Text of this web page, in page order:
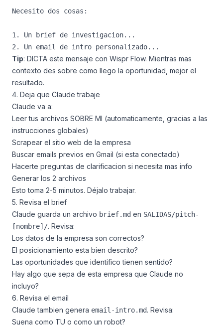
Necesito dos cosas:
1. Un brief de investigacion...
Tip: DICTA este mensaje con Wispr Flow. Mientras mas
contexto des sobre como llego la oportunidad, mejor el
resultado.
4. Deja que Claude trabaje
Claude va a:
Leer tus archivos SOBRE MI (automaticamente, gracias a las
instrucciones globales)
Scrapear el sitio web de la empresa
Buscar emails previos en Gmail (si esta conectado)
Hacerte preguntas de clarificacion si necesita mas info
Generar los 2 archivos
Esto toma 2-5 minutos. Déjalo trabajar.
5. Revisa el brief
Claude guarda un archivo brief.md en SALIDAS/pitch-
[nombre]/. Revisa:
Los datos de la empresa son correctos?
El posicionamiento esta bien descrito?
Las oportunidades que identifico tienen sentido?
Hay algo que sepa de esta empresa que Claude no
incluyo?
6. Revisa el email
Claude tambien genera email-intro.md. Revisa:
Suena como TU o como un robot?